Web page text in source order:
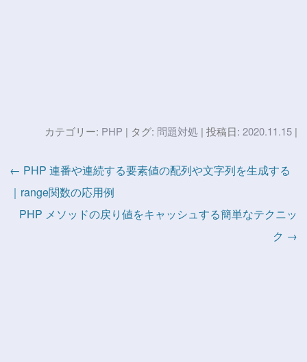
カテゴリー: PHP | タグ: 問題対処 | 投稿日:2020.11.15 |
← PHP 連番や連続する要素値の配列や文字列を生成する
｜range関数の応用例
PHP メソッドの戻り値をキャッシュする簡単なテクニッ
ク →